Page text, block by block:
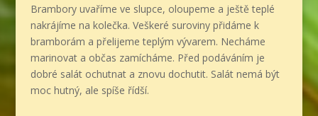
Brambory uvaříme ve slupce, oloupeme a ještě teplé
nakrájíme na kolečka. Veškeré suroviny přidáme k
bramborám a přelijeme teplým vývarem. Necháme
marinovat a občas zamícháme. Před podáváním je
dobré salát ochutnat a znovu dochutit. Salát nemá být
moc hutný, ale spíše řídší.